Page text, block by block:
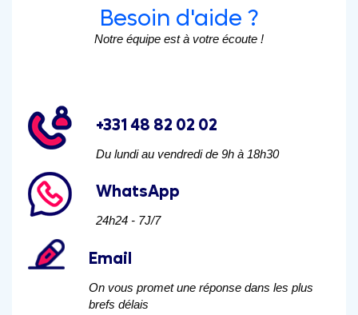
Besoin d'aide ?
Notre équipe est à votre écoute !
+331 48 82 02 02
Du lundi au vendredi de 9h à 18h30
WhatsApp
24h24 - 7J/7
Email
On vous promet une réponse dans les plus
brefs délais